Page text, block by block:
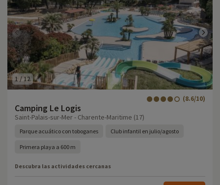
1 /12
Camping Le Logis
(8.6/10)
Saint-Palais-sur-Mer - Charente-Maritime (17)
Parque acuático con toboganes Club infantil en julio/agosto
Primera playa a 600 m
Descubra las actividades cercanas